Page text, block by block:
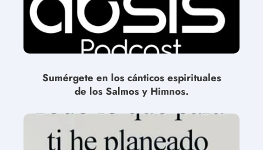
Sumérgete en los cánticos espirituales
de los Salmos y Himnos.